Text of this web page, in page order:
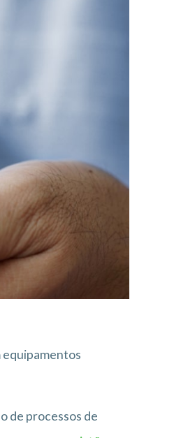
equipamentos
de processos de